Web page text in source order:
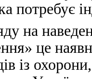
потребує
на
це
із